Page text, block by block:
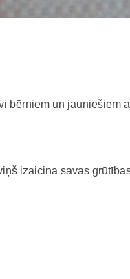
bērniem un jauniešiem
izaicina savas